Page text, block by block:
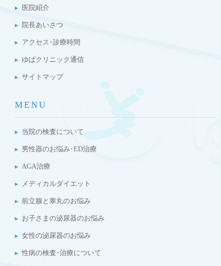
医院紹介
院長あいさつ
アクセス･診療時間
ゆばクリニック通信
サイトマップ
MENU
当院の検査について
男性器のお悩み･ED治療
AGA治療
メディカルダイエット
前立腺と睾丸のお悩み
お子さまの泌尿器のお悩み
女性の泌尿器のお悩み
性病の検査･治療について